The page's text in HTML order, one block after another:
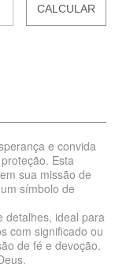
CALCULAR
e convida
Esta
sua missão de
símbolo de
detalhes, ideal para
com significado ou
de fé e devoção.